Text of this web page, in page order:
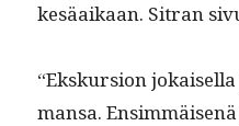
kesäaikaan. Sitran
“Ekskur­sion
mansa.